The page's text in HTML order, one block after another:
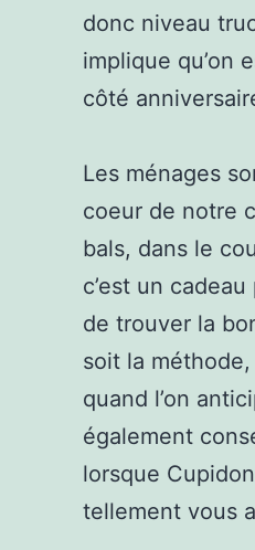
donc niveau
implique qu’on
côté
Les ménages
coeur de notre
bals, dans le
c’est un
de trouver la
soit la
quand l’on
également
lorsque
tellement vous